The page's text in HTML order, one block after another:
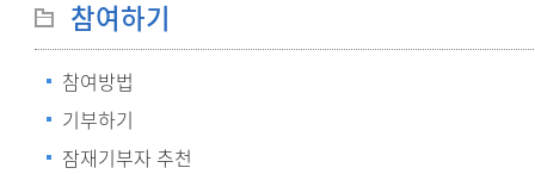
참여하기
참여방법
기부하기
잠재기부자 추천